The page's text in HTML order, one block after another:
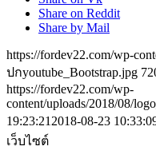
Share on Reddit
Share by Mail
https://fordev22.com/wp-
ปกyoutube_Bootstrap.jpg
https://fordev22.com/wp-
content/uploads/2018/08/
19:23:21 2018-08-23
เว็บไซต์